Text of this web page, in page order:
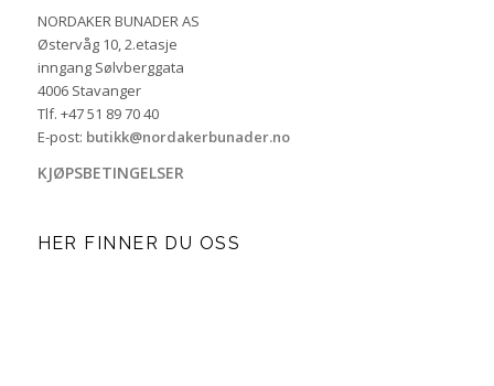
NORDAKER BUNADER AS
Østervåg 10, 2.etasje
inngang Sølvberggata
4006 Stavanger
Tlf. +47 51 89 70 40
E-post: butikk@nordakerbunader.no
KJØPSBETINGELSER
HER FINNER DU OSS